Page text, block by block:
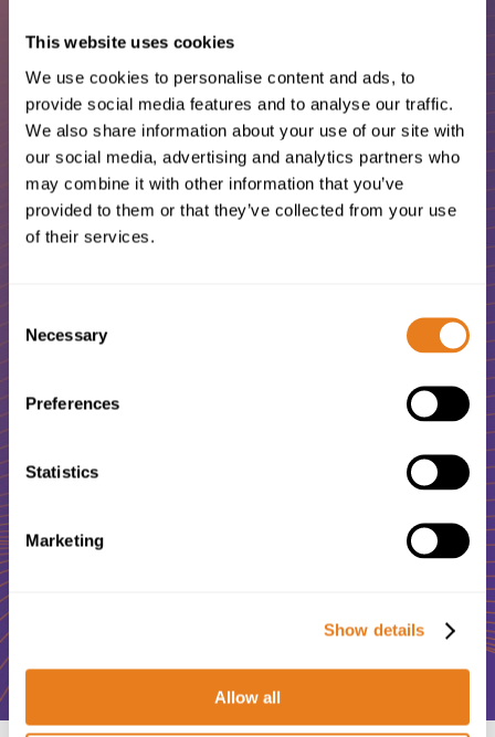
This website uses cookies
We use cookies to personalise content and ads, to
provide social media features and to analyse our traffic.
We also share information about your use of our site with
our social media, advertising and analytics partners who
may combine it with other information that you’ve
provided to them or that they’ve collected from your use
of their services.
Selection
Necessary
Preferences
Statistics
Marketing
Show details
Allow all
Bizimle iletişime
projelerinizde size yardımcı olacak
profesyonel mi arıyorsunuz?